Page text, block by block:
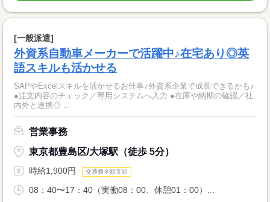
[一般派遣]
外資系自動車メーカーで活躍中♪在宅あり◎英
語スキルも活かせる
SAPやExcelスキルを活かせるお仕事♪外資系企業で成長できるかも♪
●注文内容のチェック／専用システムへ入力 ●在庫や納期の確認／社
内外と連携◎ ...
営業事務
東京都豊島区/大塚駅（徒歩 5分）
時給1,900円 交通費全額支給
08：40〜17：40（実働08：00、休憩01：00）...